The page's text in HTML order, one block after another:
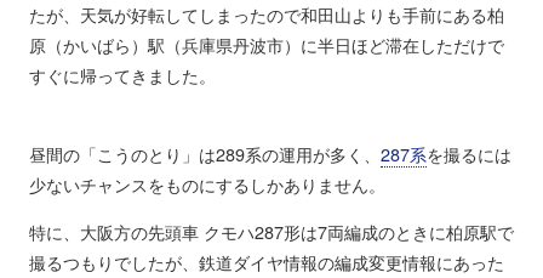
たが、天気が好転してしまったので和田山よりも手前にある柏
原（かいばら）駅（兵庫県丹波市）に半日ほど滞在しただけで
すぐに帰ってきました。
昼間の「こうのとり」は289系の運用が多く、 287系を撮るには
少ないチャンスをものにするしかありません。
特に、大阪方の先頭車 クモハ287形は7両編成のときに柏原駅で
撮るつもりでしたが、鉄道ダイヤ情報の編成変更情報にあった